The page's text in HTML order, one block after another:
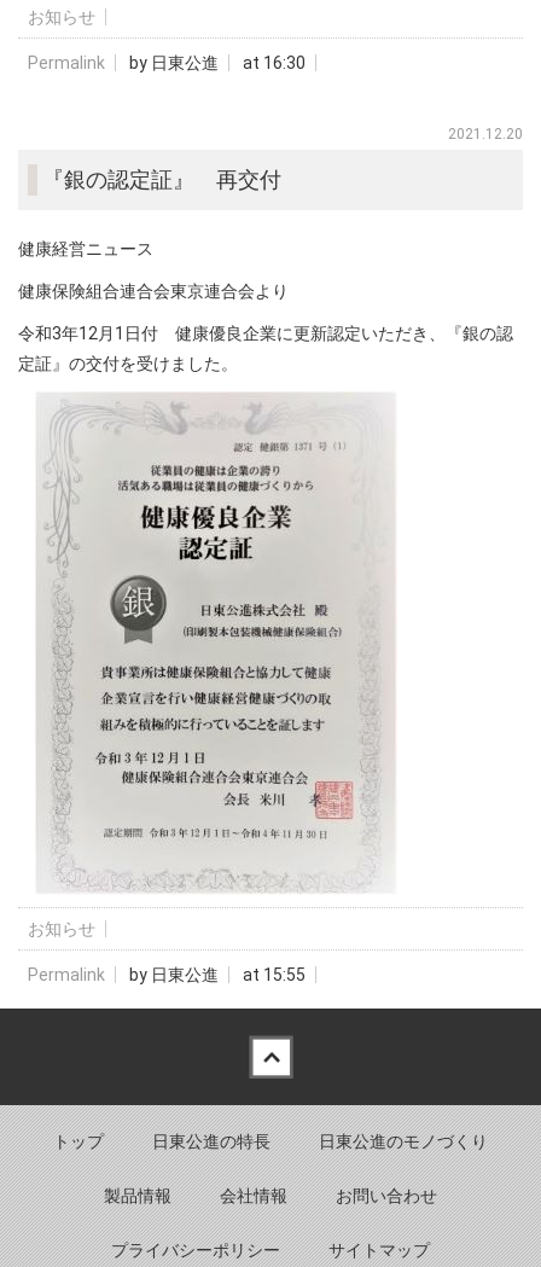
お知らせ
Permalink by 日東公進 at 16:30
2021.12.20
『銀の認定証』 再交付
健康経営ニュース
健康保険組合連合会東京連合会より
令和3年12月1日付 健康優良企業に更新認定いただき、『銀の認
定証』の交付を受けました。
お知らせ
Permalink by 日東公進 at 15:55
トップ 日東公進の特長 日東公進のモノづくり
製品情報 会社情報 お問い合わせ
プライバシーポリシー サイトマップ
Back to top